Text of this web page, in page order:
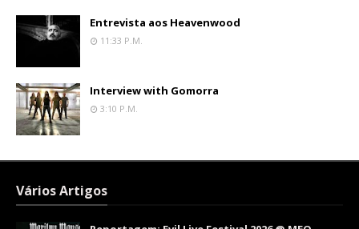
Entrevista aos Heavenwood
11:33 P.m.
Interview with Gomorra
3:10 P.m.
Vários Artigos